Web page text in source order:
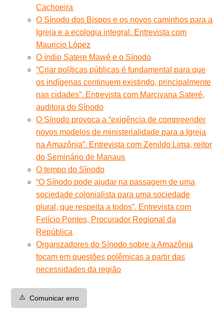
Cachoeira
O Sínodo dos Bispos e os novos caminhos para a
Igreja e a ecologia integral. Entrevista com
Mauricio López
O índio Satere Mawé e o Sínodo
“Criar políticas públicas é fundamental para que
os indígenas continuem existindo, principalmente
nas cidades”. Entrevista com Marcivana Sateré,
auditora do Sínodo
O Sínodo provoca a “exigência de compreender
novos modelos de ministerialidade para a Igreja
na Amazônia”. Entrevista com Zenildo Lima, reitor
do Seminário de Manaus
O tempo do Sínodo
“O Sínodo pode ajudar na passagem de uma
sociedade colonialista para uma sociedade
plural, que respeita a todos”. Entrevista com
Felício Pontes, Procurador Regional da
República
Organizadores do Sínodo sobre a Amazônia
focam em questões polêmicas a partir das
necessidades da região
⚠️ Comunicar erro